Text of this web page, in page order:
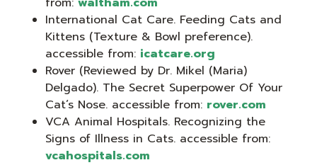
International Cat Care. Feeding Cats and
Kittens (Texture & Bowl preference).
accessible from: icatcare.org
Rover (Reviewed by Dr. Mikel (Maria)
Delgado). The Secret Superpower Of Your
Cat’s Nose. accessible from: rover.com
VCA Animal Hospitals. Recognizing the
Signs of Illness in Cats. accessible from:
vcahospitals.com